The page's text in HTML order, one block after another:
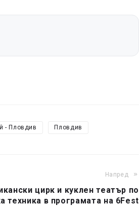
- Пловдив Пловдив
Напред
цирк и куклен театър по
техника в програмата на 6Fest